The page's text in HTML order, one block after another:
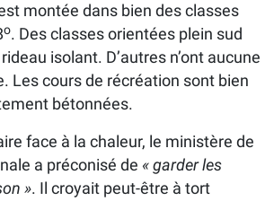
montée dans bien des classes
o. Des classes orientées plein sud
isolant. D’autres n’ont aucune
Les cours de récréation sont bien
bétonnées.
face à la chaleur, le ministère de
a préconisé de « garder les
». Il croyait peut-être à tort